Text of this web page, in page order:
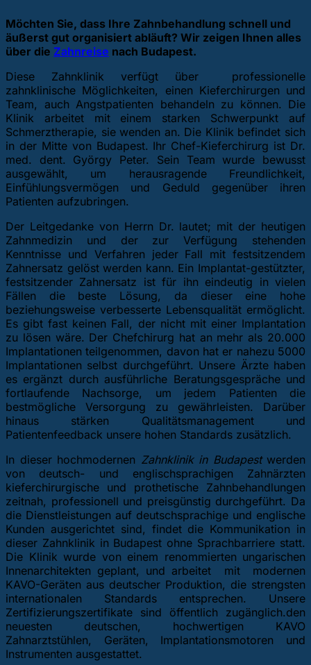
Möchten Sie, dass Ihre Zahnbehandlung schnell und
äußerst gut organisiert abläuft? Wir zeigen Ihnen alles
über die Zahnreise nach Budapest.
Diese Zahnklinik verfügt über professionelle
zahnklinische Möglichkeiten, einen Kieferchirurgen und
Team, auch Angstpatienten behandeln zu können. Die
Klinik arbeitet mit einem starken Schwerpunkt auf
Schmerztherapie, sie wenden an. Die Klinik befindet sich
in der Mitte von Budapest. Ihr Chef-Kieferchirurg ist Dr.
med. dent. György Peter. Sein Team wurde bewusst
ausgewählt, um herausragende Freundlichkeit,
Einfühlungsvermögen und Geduld gegenüber ihren
Patienten aufzubringen.
Der Leitgedanke von Herrn Dr. lautet; mit der heutigen
Zahnmedizin und der zur Verfügung stehenden
Kenntnisse und Verfahren jeder Fall mit festsitzendem
Zahnersatz gelöst werden kann. Ein Implantat-gestützter,
festsitzender Zahnersatz ist für ihn eindeutig in vielen
Fällen die beste Lösung, da dieser eine hohe
beziehungsweise verbesserte Lebensqualität ermöglicht.
Es gibt fast keinen Fall, der nicht mit einer Implantation
zu lösen wäre. Der Chefchirurg hat an mehr als 20.000
Implantationen teilgenommen, davon hat er nahezu 5000
Implantationen selbst durchgeführt. Unsere Ärzte haben
es ergänzt durch ausführliche Beratungsgespräche und
fortlaufende Nachsorge, um jedem Patienten die
bestmögliche Versorgung zu gewährleisten. Darüber
hinaus stärken Qualitätsmanagement und
Patientenfeedback unsere hohen Standards zusätzlich.
In dieser hochmodernen Zahnklinik in Budapestwerden
von deutsch- und englischsprachigen Zahnärzten
kieferchirurgische und prothetische Zahnbehandlungen
zeitnah, professionell und preisgünstig durchgeführt. Da
die Dienstleistungen auf deutschsprachige und englische
Kunden ausgerichtet sind, findet die Kommunikation in
dieser Zahnklinik in Budapest ohne Sprachbarriere statt.
Die Klinik wurde von einem renommierten ungarischen
Innenarchitekten geplant, und arbeitet mit modernen
KAVO-Geräten aus deutscher Produktion, die strengsten
internationalen Standards entsprechen. Unsere
Zertifizierungszertifikate sind öffentlich zugänglich.den
neuesten deutschen, hochwertigen KAVO
Zahnarztstühlen, Geräten, Implantationsmotoren und
Instrumenten ausgestattet.